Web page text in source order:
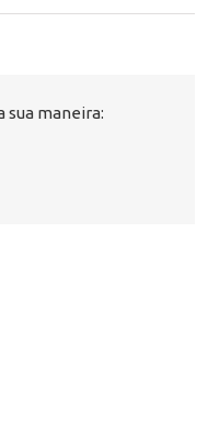
sua maneira: